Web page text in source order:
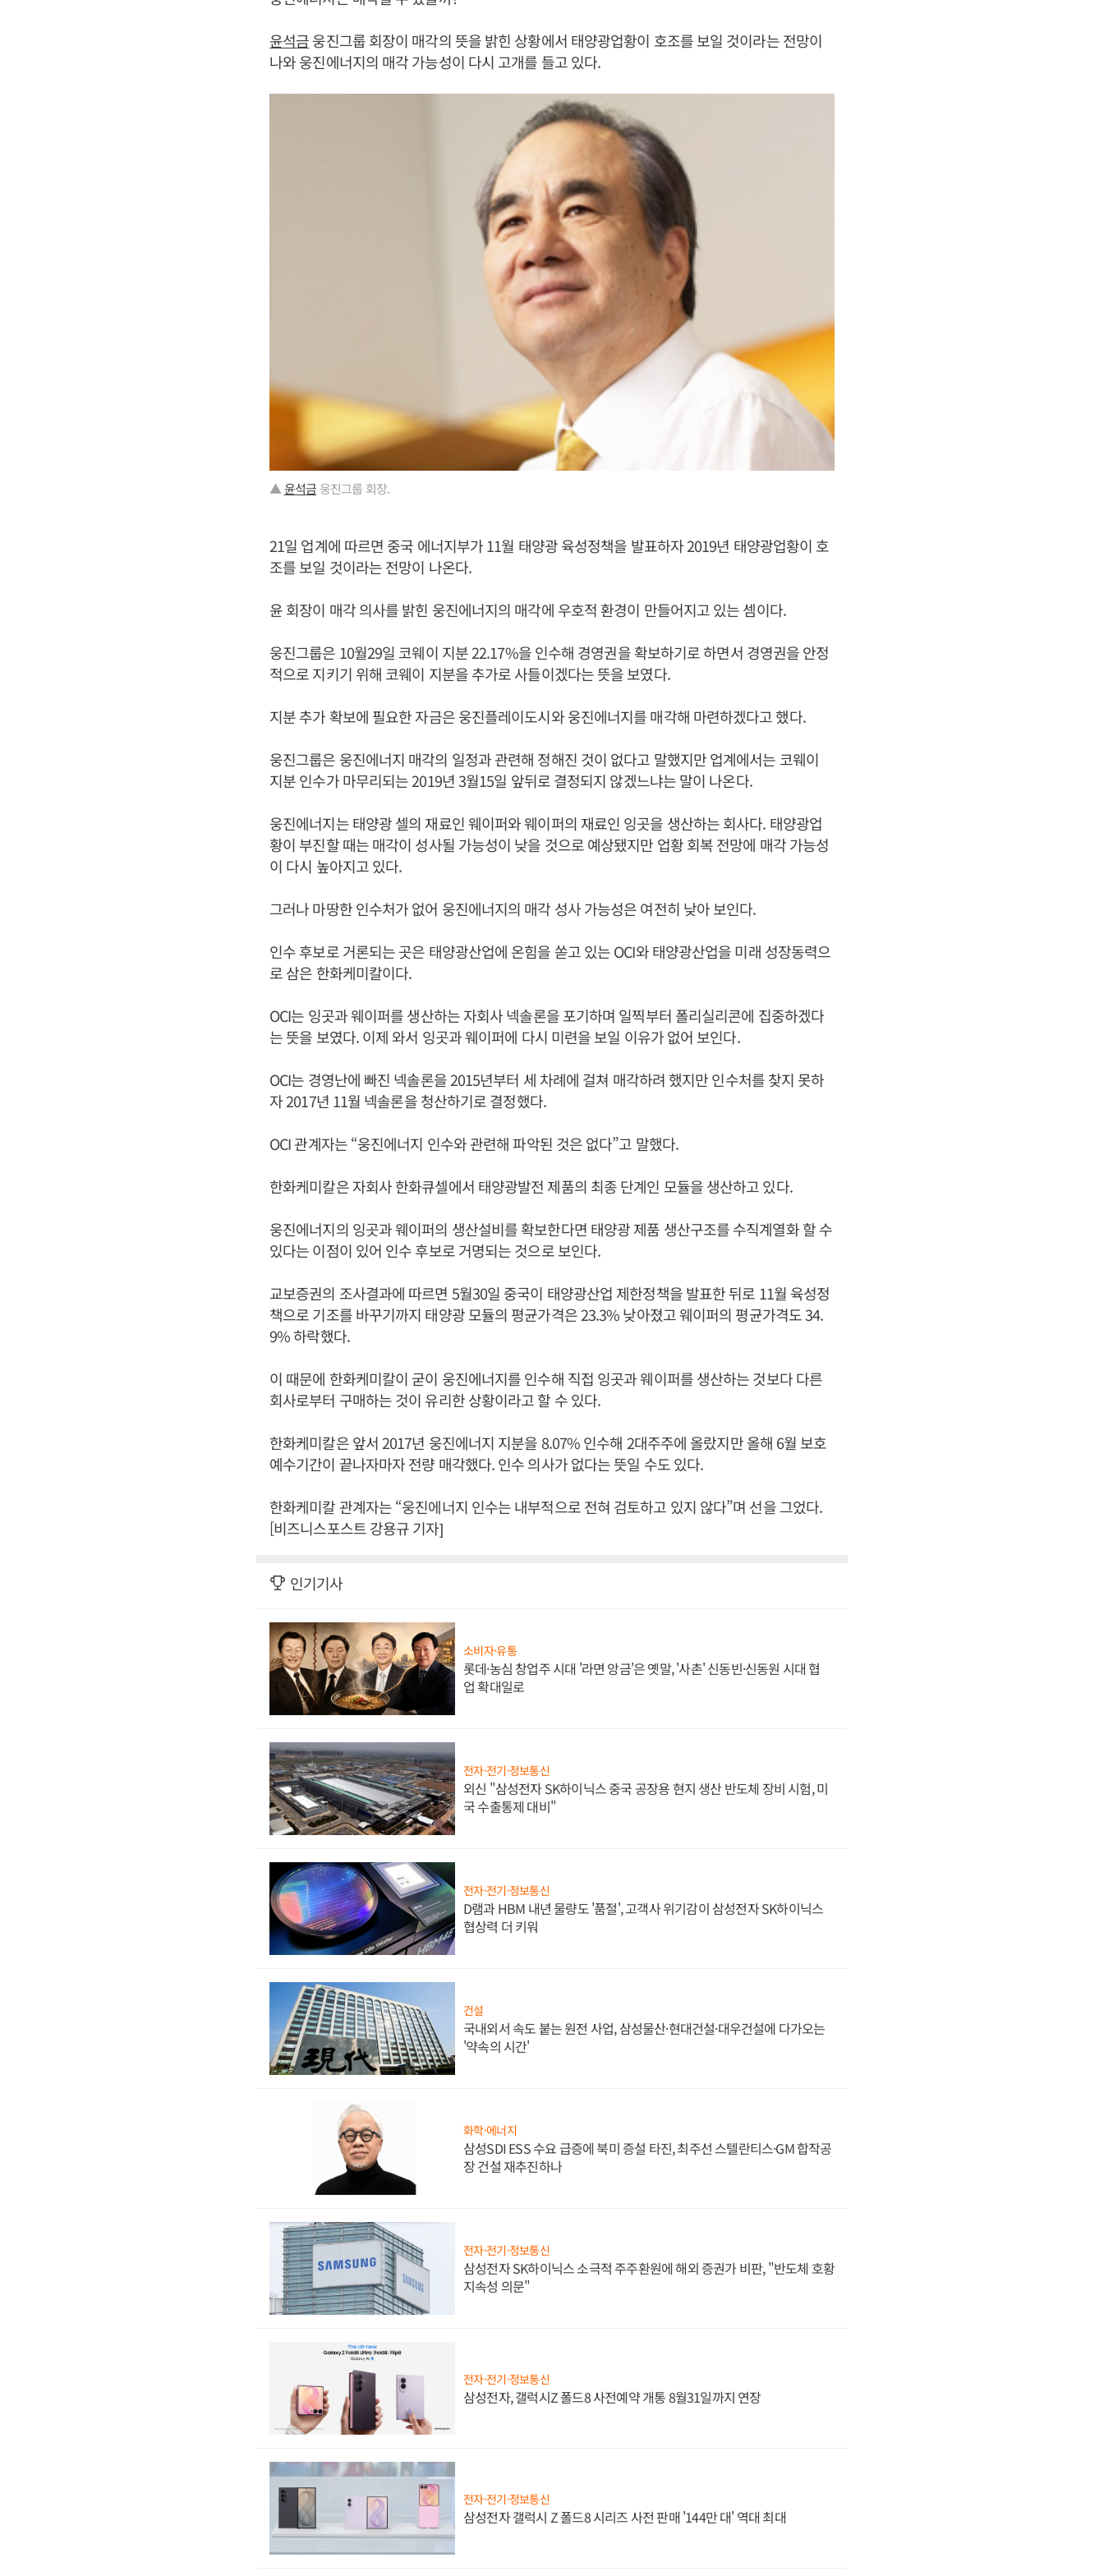
윤석금웅진그룹 회장이 매각의 뜻을 밝힌 상황에서 태양광업황이 호조를 보일 것이라는 전망이
나와 웅진에너지의 매각 가능성이 다시 고개를 들고 있다.
▲윤석금 웅진그룹 회장.
21일 업계에 따르면 중국 에너지부가 11월 태양광 육성정책을 발표하자 2019년 태양광업황이 호
조를 보일 것이라는 전망이 나온다.
윤 회장이 매각 의사를 밝힌 웅진에너지의 매각에 우호적 환경이 만들어지고 있는 셈이다.
웅진그룹은 10월29일 코웨이 지분 22.17%을 인수해 경영권을 확보하기로 하면서 경영권을 안정
적으로 지키기 위해 코웨이 지분을 추가로 사들이겠다는 뜻을 보였다.
지분 추가 확보에 필요한 자금은 웅진플레이도시와 웅진에너지를 매각해 마련하겠다고 했다.
웅진그룹은 웅진에너지 매각의 일정과 관련해 정해진 것이 없다고 말했지만 업계에서는 코웨이
지분 인수가 마무리되는 2019년 3월15일 앞뒤로 결정되지 않겠느냐는 말이 나온다.
웅진에너지는 태양광 셀의 재료인 웨이퍼와 웨이퍼의 재료인 잉곳을 생산하는 회사다. 태양광업
황이 부진할 때는 매각이 성사될 가능성이 낮을 것으로 예상됐지만 업황 회복 전망에 매각 가능성
이 다시 높아지고 있다.
그러나 마땅한 인수처가 없어 웅진에너지의 매각 성사 가능성은 여전히 낮아 보인다.
인수 후보로 거론되는 곳은 태양광산업에 온힘을 쏟고 있는 OCI와 태양광산업을 미래 성장동력으
로 삼은 한화케미칼이다.
OCI는 잉곳과 웨이퍼를 생산하는 자회사 넥솔론을 포기하며 일찍부터 폴리실리콘에 집중하겠다
는 뜻을 보였다. 이제 와서 잉곳과 웨이퍼에 다시 미련을 보일 이유가 없어 보인다.
OCI는 경영난에 빠진 넥솔론을 2015년부터 세 차례에 걸쳐 매각하려 했지만 인수처를 찾지 못하
자 2017년 11월 넥솔론을 청산하기로 결정했다.
OCI 관계자는 “웅진에너지 인수와 관련해 파악된 것은 없다”고 말했다.
한화케미칼은 자회사 한화큐셀에서 태양광발전 제품의 최종 단계인 모듈을 생산하고 있다.
웅진에너지의 잉곳과 웨이퍼의 생산설비를 확보한다면 태양광 제품 생산구조를 수직계열화 할 수
있다는 이점이 있어 인수 후보로 거명되는 것으로 보인다.
교보증권의 조사결과에 따르면 5월30일 중국이 태양광산업 제한정책을 발표한 뒤로 11월 육성정
책으로 기조를 바꾸기까지 태양광 모듈의 평균가격은 23.3% 낮아졌고 웨이퍼의 평균가격도 34.
9% 하락했다.
이 때문에 한화케미칼이 굳이 웅진에너지를 인수해 직접 잉곳과 웨이퍼를 생산하는 것보다 다른
회사로부터 구매하는 것이 유리한 상황이라고 할 수 있다.
한화케미칼은 앞서 2017년 웅진에너지 지분을 8.07% 인수해 2대주주에 올랐지만 올해 6월 보호
예수기간이 끝나자마자 전량 매각했다. 인수 의사가 없다는 뜻일 수도 있다.
한화케미칼 관계자는 “웅진에너지 인수는 내부적으로 전혀 검토하고 있지 않다”며 선을 그었다.
[비즈니스포스트 강용규 기자]
인기기사
소비자·유통
롯데·농심 창업주 시대 '라면 앙금'은 옛말, '사촌' 신동빈·신동원 시대 협
업 확대일로
전자·전기·정보통신
외신 "삼성전자 SK하이닉스 중국 공장용 현지 생산 반도체 장비 시험, 미
국 수출통제 대비"
전자·전기·정보통신
D램과 HBM 내년 물량도 '품절', 고객사 위기감이 삼성전자 SK하이닉스
협상력 더 키워
건설
국내외서 속도 붙는 원전 사업, 삼성물산·현대건설·대우건설에 다가오는
'약속의 시간'
화학·에너지
삼성SDI ESS 수요 급증에 북미 증설 타진, 최주선 스텔란티스·GM 합작공
장 건설 재추진하나
전자·전기·정보통신
삼성전자 SK하이닉스 소극적 주주환원에 해외 증권가 비판, "반도체 호황
지속성 의문"
전자·전기·정보통신
삼성전자, 갤럭시Z 폴드8 사전예약 개통 8월31일까지 연장
전자·전기·정보통신
삼성전자 갤럭시 Z 폴드8 시리즈 사전 판매 '144만 대' 역대 최대